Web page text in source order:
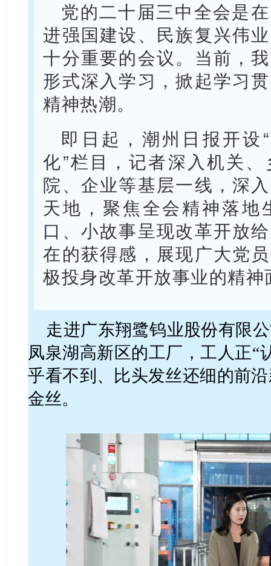
党的二十届三中全会是
进强国建设、民族复兴伟
十分重要的会议。当前，
形式深入学习，掀起学习
精神热潮。
即日起，潮州日报开设
化”栏目，记者深入机关
院、企业等基层一线，深
天地，聚焦全会精神落地
口、小故事呈现改革开放
在的获得感，展现广大党
极投身改革开放事业的精神
走进广东翔鹭钨业股份有限
凤泉湖高新区的工厂，工人正“
乎看不到、比头发丝还细的前
金丝。